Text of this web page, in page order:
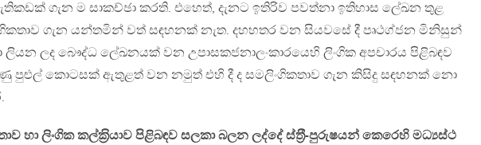
ගැන ම සාකච්ඡා කරති. එහෙත්, දැනට ඉතිරිව පවත්නා ඉතිහාස ලේඛන තුළ
ගැන යන්තමින් වත් සඳහනක් නැත. දහහතර වන සියවසේ දී පෘථග්ජන මිනිසුන්
ලියන ලද බෞද්ධ ලේඛනයක් වන උපාසකජනාලංකාරයෙහි ලිංගික අපචාරය පිළිබඳව
පුළුල් කොටසක් ඇතුළත් වන නමුත් එහි දී ද සමලිංගිකතාව ගැන කිසිදු සඳහනක් නො
හා ලිංගික කල්ක‍්‍රියාව පිළිබඳව සලකා බලන ලද්දේ ස්ත‍්‍රී-පුරුෂයන් කෙරෙහි මධ්‍යස්ථ